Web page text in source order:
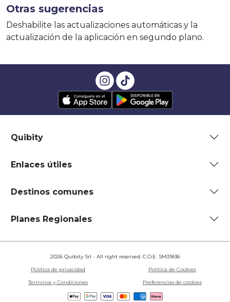
Otras sugerencias
Deshabilite las actualizaciones automáticas y la
actualización de la aplicación en segundo plano.
Quibity
Enlaces útiles
Destinos comunes
Planes Regionales
2026 Quibity Srl - All right reserved. C.O.E. SM31836
Política de privacidad
Política de Cookies
Términos y Condiciones
Preferencias de cookies